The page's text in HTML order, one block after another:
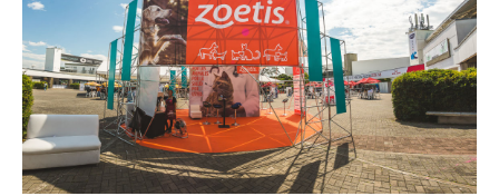
esparcimiento para todo tipo de eventos.